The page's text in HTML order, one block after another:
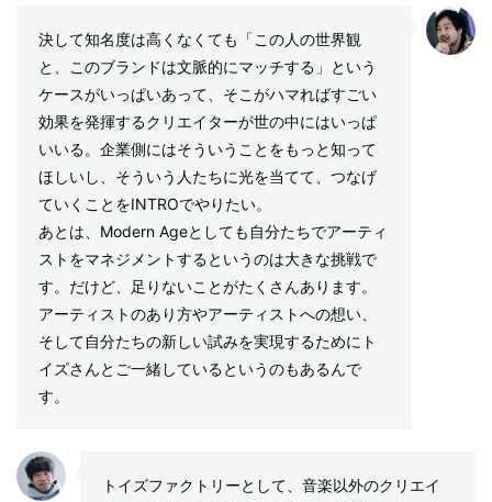
決して知名度は高くなくても「この人の世界観
と、このブランドは文脈的にマッチする」という
ケースがいっぱいあって、そこがハマればすごい
効果を発揮するクリエイターが世の中にはいっぱ
いいる。企業側にはそういうことをもっと知って
ほしいし、そういう人たちに光を当てて、つなげ
ていくことをINTROでやりたい。
あとは、Modern Ageとしても自分たちでアーティ
ストをマネジメントするというのは大きな挑戦で
す。だけど、足りないことがたくさんあります。
アーティストのあり方やアーティストへの想い、
そして自分たちの新しい試みを実現するためにト
イズさんとご一緒しているというのもあるんで
す。
トイズファクトリーとして、音楽以外のクリエイ